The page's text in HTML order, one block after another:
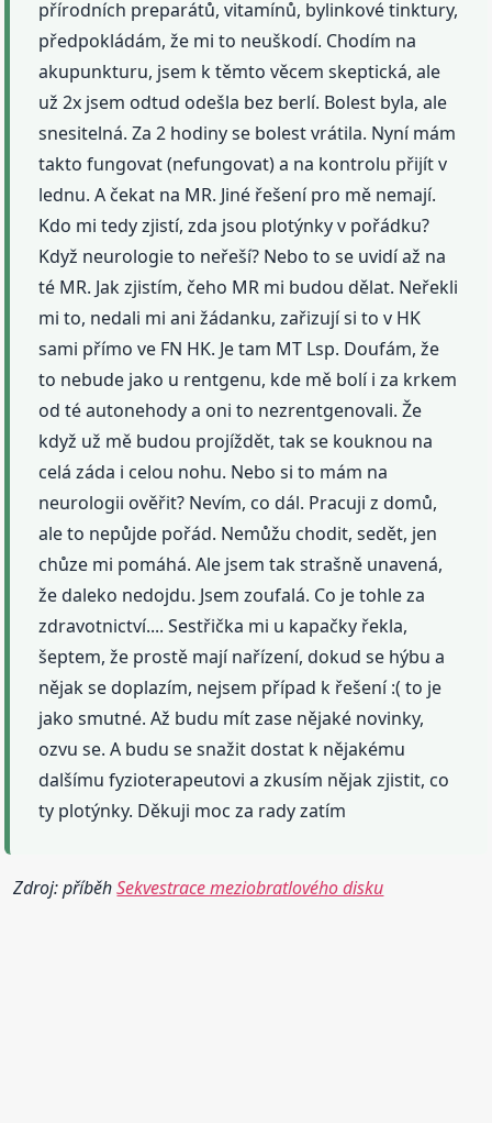
přírodních preparátů, vitamínů, bylinkové tinktury,
předpokládám, že mi to neuškodí. Chodím na
akupunkturu, jsem k těmto věcem skeptická, ale
už 2x jsem odtud odešla bez berlí. Bolest byla, ale
snesitelná. Za 2 hodiny se bolest vrátila. Nyní mám
takto fungovat (nefungovat) a na kontrolu přijít v
lednu. A čekat na MR. Jiné řešení pro mě nemají.
Kdo mi tedy zjistí, zda jsou plotýnky v pořádku?
Když neurologie to neřeší? Nebo to se uvidí až na
té MR. Jak zjistím, čeho MR mi budou dělat. Neřekli
mi to, nedali mi ani žádanku, zařizují si to v HK
sami přímo ve FN HK. Je tam MT Lsp. Doufám, že
to nebude jako u rentgenu, kde mě bolí i za krkem
od té autonehody a oni to nezrentgenovali. Že
když už mě budou projíždět, tak se kouknou na
celá záda i celou nohu. Nebo si to mám na
neurologii ověřit? Nevím, co dál. Pracuji z domů,
ale to nepůjde pořád. Nemůžu chodit, sedět, jen
chůze mi pomáhá. Ale jsem tak strašně unavená,
že daleko nedojdu. Jsem zoufalá. Co je tohle za
zdravotnictví.... Sestřička mi u kapačky řekla,
šeptem, že prostě mají nařízení, dokud se hýbu a
nějak se doplazím, nejsem případ k řešení :( to je
jako smutné. Až budu mít zase nějaké novinky,
ozvu se. A budu se snažit dostat k nějakému
dalšímu fyzioterapeutovi a zkusím nějak zjistit, co
ty plotýnky. Děkuji moc za rady zatím
Zdroj: příběhSekvestrace meziobratlového disku